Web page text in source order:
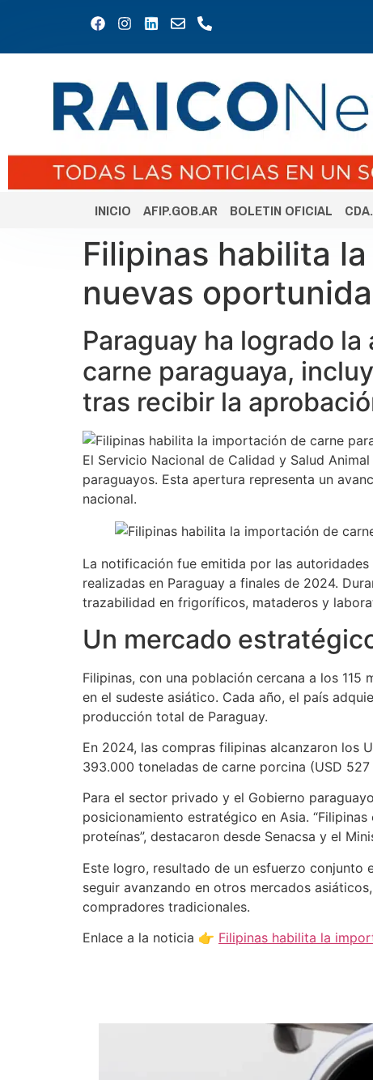
INICIO AFIP.GOB.AR BOLETIN OFICIAL
Filipinas habilita
nuevas
Paraguay ha logrado
carne paraguaya,
tras recibir la
El Servicio Nacional de Calidad y Salud Animal
paraguayos. Esta apertura representa un
nacional.
La notificación fue emitida por las
realizadas en Paraguay a finales de 2024.
trazabilidad en frigoríficos, mataderos y
Un mercado
Filipinas, con una población cercana a los
en el sudeste asiático. Cada año, el país
producción total de Paraguay.
En 2024, las compras filipinas alcanzaron los
393.000 toneladas de carne porcina (USD
Para el sector privado y el Gobierno
posicionamiento estratégico en Asia.
proteínas”, destacaron desde Senacsa y el
Este logro, resultado de un esfuerzo
seguir avanzando en otros mercados
compradores tradicionales.
Enlace a la noticia 👉 Filipinas habilita la